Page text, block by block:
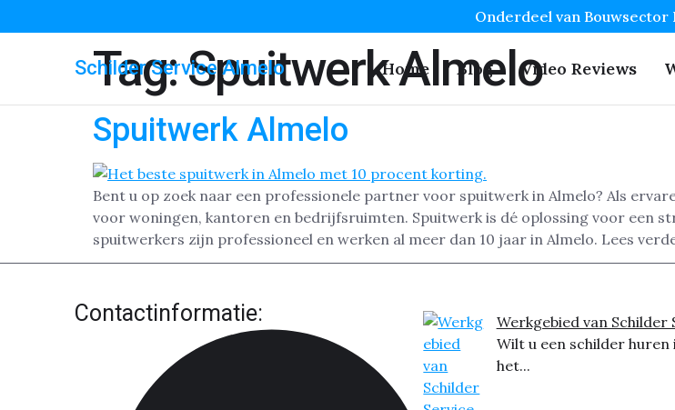
Onderdeel van Bouwsector
Schilder Service Almelo Home Blog Video Reviews
Tag:Spuitwerk Almelo
Spuitwerk Almelo
Bent u op zoek naar een professionele partner voor spuitwerk in Almelo? Als
voor woningen, kantoren en bedrijfsruimten. Spuitwerk is dé oplossing voor een
spuitwerkers zijn professioneel en werken al meer dan 10 jaar in Almelo. Lees
Contactinformatie:
Werkgebied van Schilder
Wilt u een schilder huren
het...